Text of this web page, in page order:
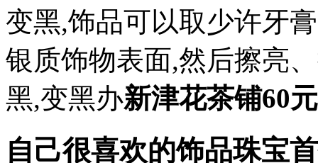
变黑,饰品可以取少许牙
银质饰物表面,然后擦亮
黑,变黑办新津花茶铺60
自己很喜欢的饰品珠宝